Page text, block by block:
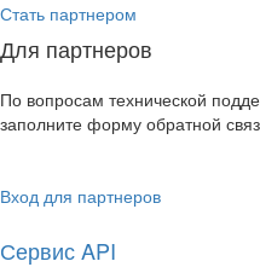
Стать партнером
Для партнеров
По вопросам технической
заполните форму обратной
Вход для партнеров
Сервис API